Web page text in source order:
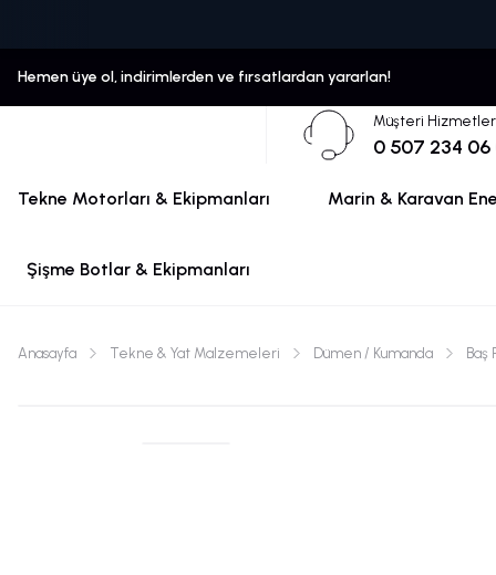
Hemen üye ol, indirimlerden ve fırsatlardan yararlan!
Müşteri
0 507 234 06
Tekne Motorları & Ekipmanları Marin & Karavan
Şişme Botlar & Ekipmanları
Anasayfa Tekne & Yat Malzemeleri Dümen / Kumanda Baş